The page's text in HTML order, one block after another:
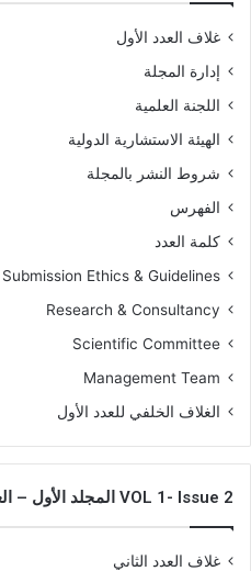
غلاف العدد الأول
إدارة المجلة
اللجنة العلمية
الهيئة الاستشارية الدولية
شروط النشر بالمجلة
الفهرس
كلمة العدد
Submission Ethics & Guidelines
Research & Consultancy
Scientific Committee
Management Team
الغلاف الخلفي للعدد الأول
VOL 1- Issue 2 المجلد الأول – العدد الثاني
غلاف العدد الثاني